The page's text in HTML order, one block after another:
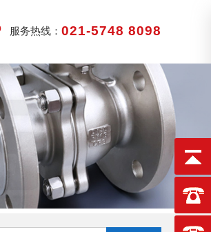
服务热线： 021-5748 8098